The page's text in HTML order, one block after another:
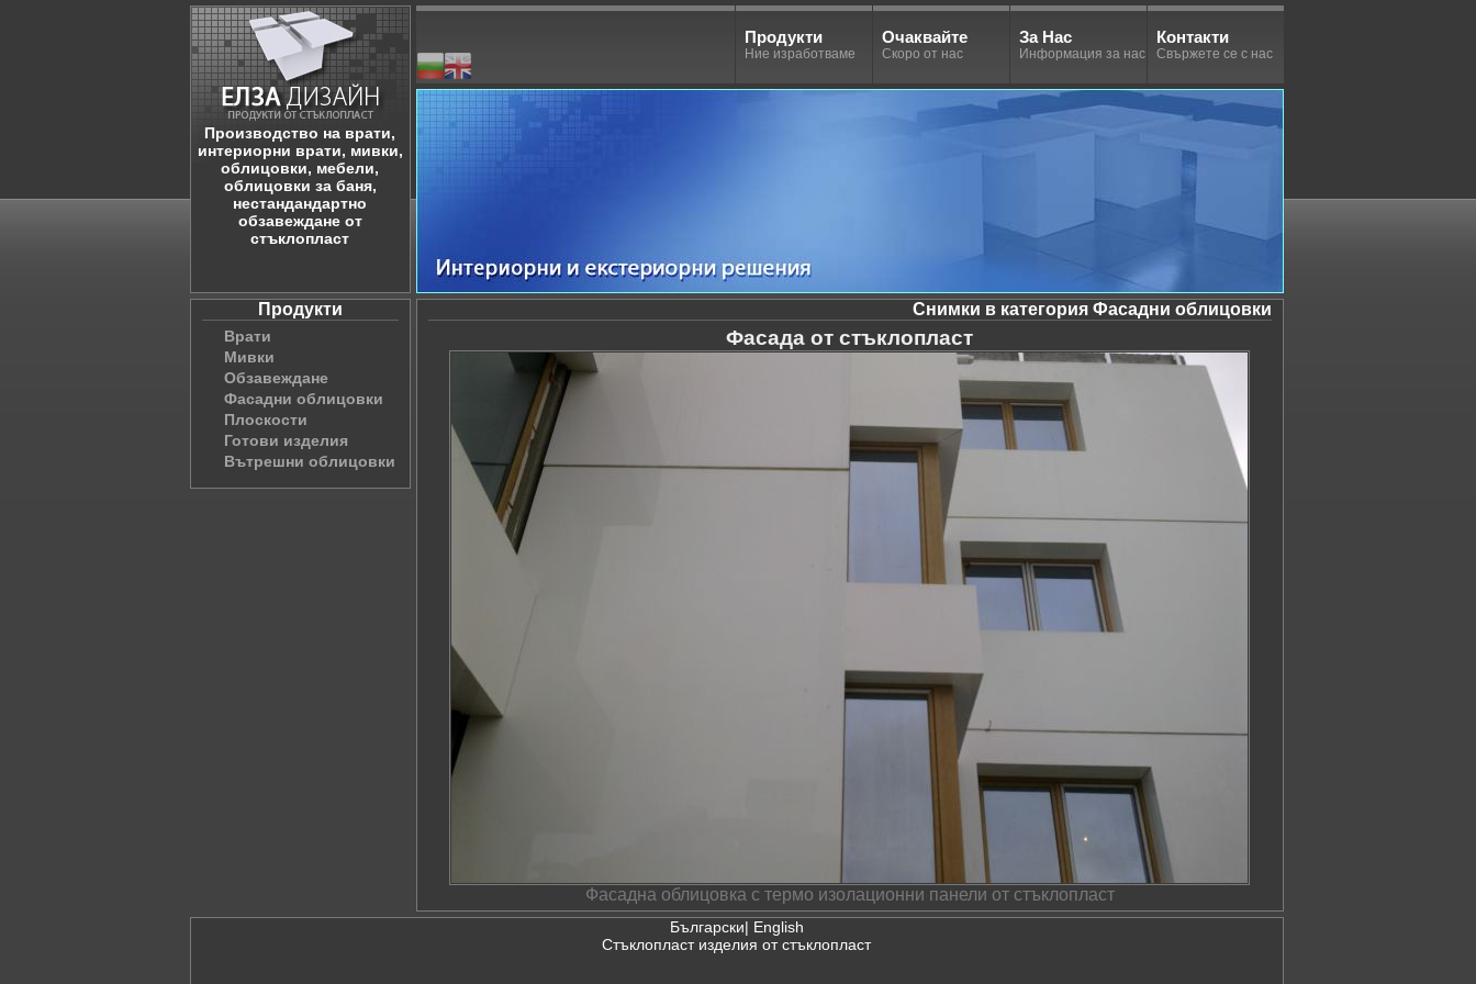
Производство на врати,
интериорни врати, мивки,
облицовки, мебели,
облицовки за баня,
нестандандартно
обзавеждане от
стъклопласт
Продукти
Ние изработваме
Очаквайте
Скоро от нас
За Нас
Информация за нас
Контакти
Свържете се с нас
Продукти
Врати
Мивки
Обзавеждане
Фасадни облицовки
Плоскости
Готови изделия
Вътрешни облицовки
Снимки в категория Фасадни облицовки
Фасада от стъклопласт
Фасадна облицовка с термо изолационни панели от стъклопласт
Български| English
Стъклопласт изделия от стъклопласт